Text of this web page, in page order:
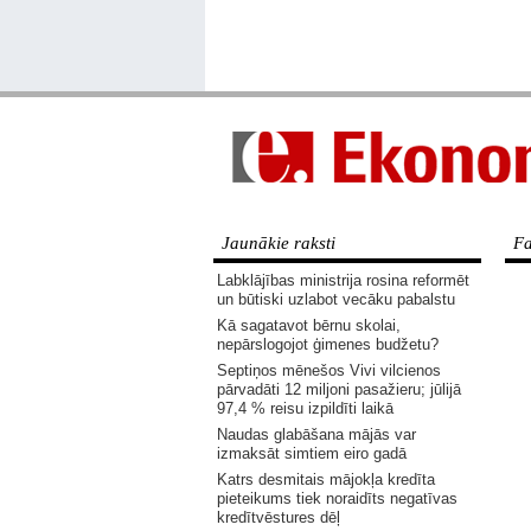
Jaunākie raksti
Labklājības ministrija rosina reformēt
un būtiski uzlabot vecāku pabalstu
Kā sagatavot bērnu skolai,
nepārslogojot ģimenes budžetu?
Septiņos mēnešos Vivi vilcienos
pārvadāti 12 miljoni pasažieru; jūlijā
97,4 % reisu izpildīti laikā
Naudas glabāšana mājās var
izmaksāt simtiem eiro gadā
Katrs desmitais mājokļa kredīta
pieteikums tiek noraidīts negatīvas
kredītvēstures dēļ